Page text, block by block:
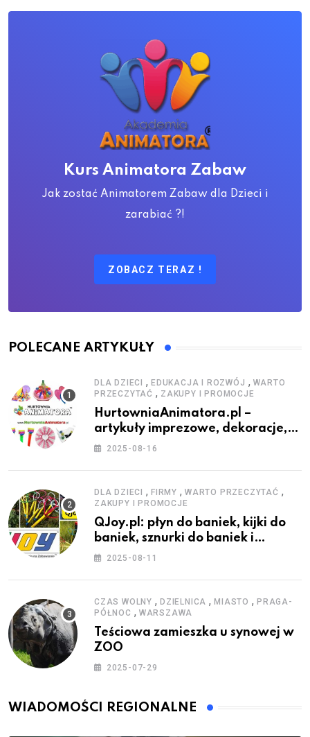
Kurs Animatora Zabaw
Jak zostać Animatorem Zabaw dla Dzieci i
zarabiać ?!
ZOBACZ TERAZ !
POLECANE ARTYKUŁY
DLA DZIECI , EDUKACJA I ROZWÓJ , WARTO
PRZECZYTAĆ , ZAKUPY I PROMOCJE
HurtowniaAnimatora.pl –
artykuły imprezowe, dekoracje,
stroje i akcesoria dla animatorów
2025-08-16
DLA DZIECI , FIRMY , WARTO PRZECZYTAĆ ,
ZAKUPY I PROMOCJE
QJoy.pl: płyn do baniek, kijki do
baniek, sznurki do baniek i
zestawy do baniek
2025-08-11
CZAS WOLNY , DZIELNICA ,MIASTO ,PRAGA-
PÓŁNOC , WARSZAWA
Teściowa zamieszka u synowej w
ZOO
2025-07-29
WIADOMOŚCI REGIONALNE